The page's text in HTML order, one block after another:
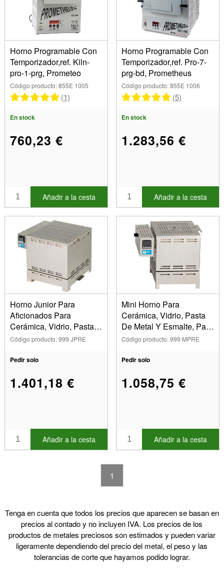
Calidad
Mostrar
En stock
Nuevos productos
Horno Programable Con
Temporizador,ref. Kiln-
pro-1-prg, Prometeo
Código producto: 855E 1005
(1)
En stock
760,23 €
Añadir a la cesta
Horno Programable Con
Temporizador,ref. Pro-7-
prg-bd, Prometheus
Código producto: 855E 1006
(5)
En stock
1.283,56 €
Añadir a la cesta
Horno Junior Para
Aficionados Para
Cerámica, Vidrio, Pasta
De Metal Y Esmalte,
Código producto: 999 JPRE
Pedir solo
1.401,18 €
Añadir a la cesta
Mini Horno Para
Cerámica, Vidrio, Pasta
De Metal Y Esmalte, Para
Aficionados, Blueline
Código producto: 999 MPRE
Pedir solo
1.058,75 €
Añadir a la cesta
1
Tenga en cuenta que todos los precios que aparecen se basan en
precios al contado y no incluyen IVA. Los precios de los
productos de metales preciosos son estimados y pueden variar
ligeramente dependiendo del precio del metal, el peso y las
tolerancias de corte que hayamos podido lograr.